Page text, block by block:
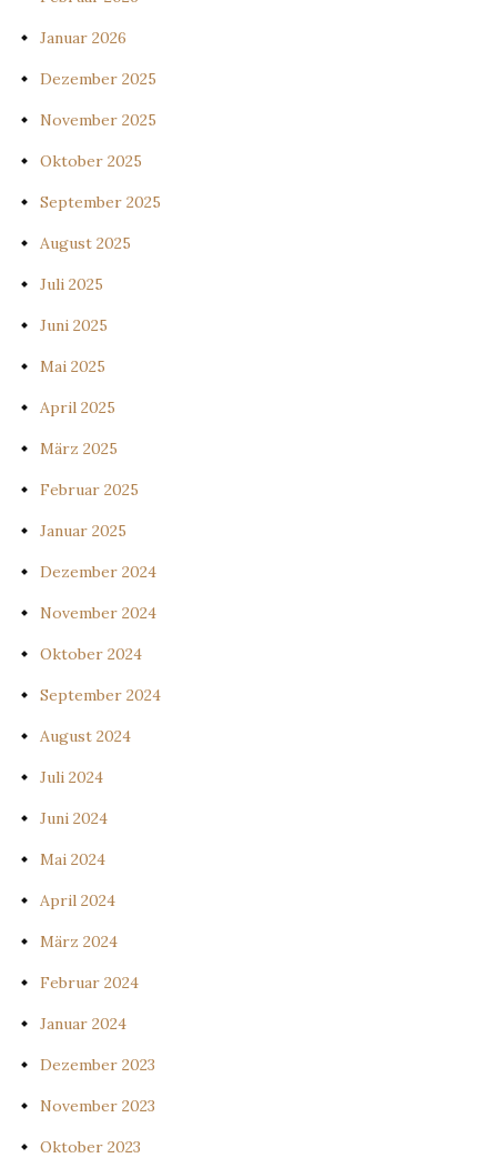
Januar 2026
Dezember 2025
November 2025
Oktober 2025
September 2025
August 2025
Juli 2025
Juni 2025
Mai 2025
April 2025
März 2025
Februar 2025
Januar 2025
Dezember 2024
November 2024
Oktober 2024
September 2024
August 2024
Juli 2024
Juni 2024
Mai 2024
April 2024
März 2024
Februar 2024
Januar 2024
Dezember 2023
November 2023
Oktober 2023